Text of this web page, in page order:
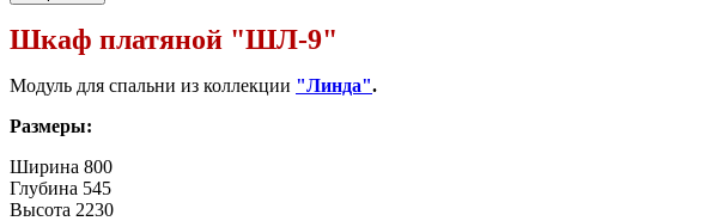
Шкаф платяной "ШЛ-9"
Модуль для спальни из коллекции "Линда".
Размеры:
Ширина 800
Глубина 545
Высота 2230